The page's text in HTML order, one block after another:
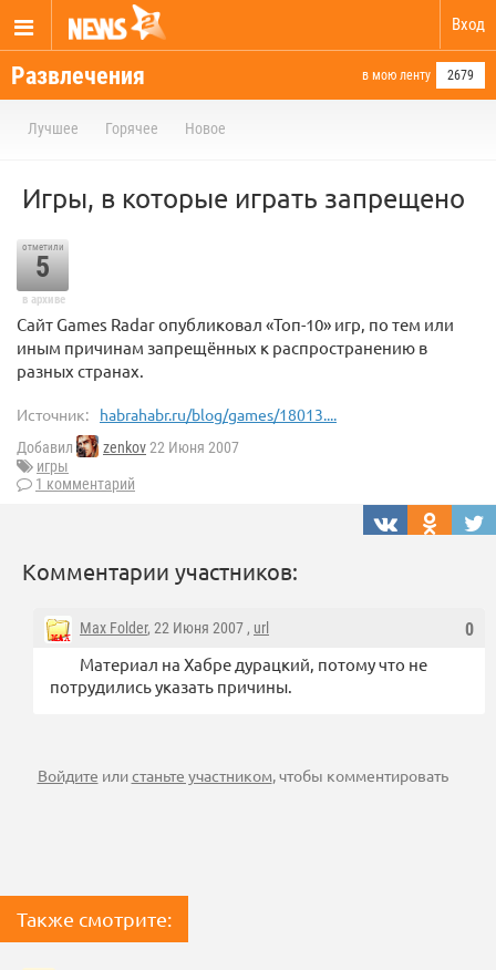
Вход
Развлечения в мою ленту 2679
Лучшее Горячее Новое
Игры, в которые играть запрещено
отметили
5
в архиве
Сайт Games Radar опубликовал «Топ-10» игр, по тем или
иным причинам запрещённых к распространению в
разных странах.
Источник: habrahabr.ru/blog/games/18013....
Добавил zenkov22 Июня 2007
игры
1 комментарий
Комментарии участников:
0
Max Folder, 22 Июня 2007 , url
Материал на Хабре дурацкий, потому что не
потрудились указать причины.
Войдите илистаньте участником, чтобы комментировать
Также смотрите: